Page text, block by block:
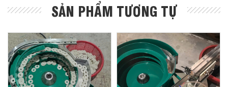
SẢN PHẨM TƯƠNG TỰ